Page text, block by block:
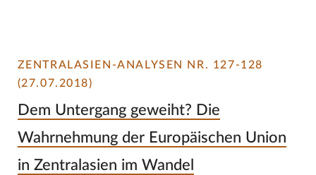
ZENTRALASIEN-ANALYSEN NR. 127-128
(27.07.2018)
Dem Untergang geweiht? Die
Wahrnehmung der Europäischen Union
in Zentralasien im Wandel